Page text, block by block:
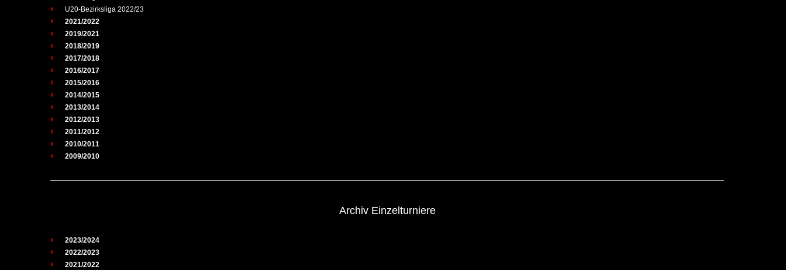
U20-Bezirksliga 2022/23
2021/2022
2019/2021
2018/2019
2017/2018
2016/2017
2015/2016
2014/2015
2013/2014
2012/2013
2011/2012
2010/2011
2009/2010
Archiv Einzelturniere
2023/2024
2022/2023
2021/2022